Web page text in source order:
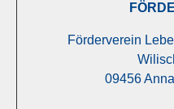
Förderverein
09456